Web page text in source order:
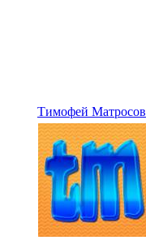
Тимофей Матросов